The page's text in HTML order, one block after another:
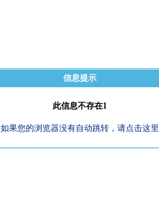
信息提示
此信息不存在1
如果您的浏览器没有自动跳转，请点击这里